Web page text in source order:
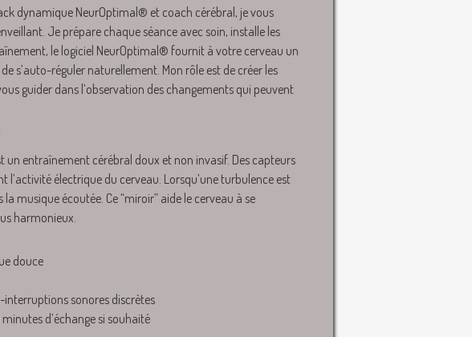
dynamique NeurOptimal® et coach cérébral, je vous
Je prépare chaque séance avec soin, installe les
le logiciel NeurOptimal® fournit à votre cerveau un
s’auto-réguler naturellement. Mon rôle est de créer les
guider dans l’observation des changements qui peuvent
entraînement cérébral doux et non invasif. Des capteurs
l’activité électrique du cerveau. Lorsqu’une turbulence est
musique écoutée. Ce “miroir” aide le cerveau à se
harmonieux.
douce
sonores discrètes
d’échange si souhaité